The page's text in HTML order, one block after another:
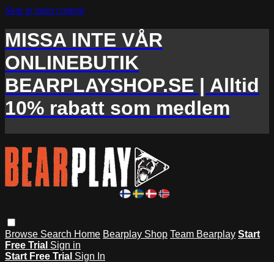
Skip to main content
MISSA INTE VÅR
ONLINEBUTIK
BEARPLAYSHOP.SE | Alltid
10% rabatt som medlem
Browse Search Home Bearplay Shop Team Bearplay Start
Free Trial Sign in
Start Free Trial Sign In